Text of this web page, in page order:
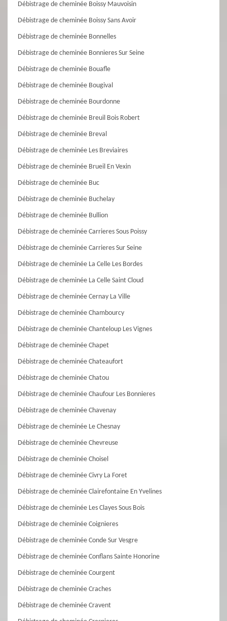
Débistrage de cheminée Boissy Mauvoisin
Débistrage de cheminée Boissy Sans Avoir
Débistrage de cheminée Bonnelles
Débistrage de cheminée Bonnieres Sur Seine
Débistrage de cheminée Bouafle
Débistrage de cheminée Bougival
Débistrage de cheminée Bourdonne
Débistrage de cheminée Breuil Bois Robert
Débistrage de cheminée Breval
Débistrage de cheminée Les Breviaires
Débistrage de cheminée Brueil En Vexin
Débistrage de cheminée Buc
Débistrage de cheminée Buchelay
Débistrage de cheminée Bullion
Débistrage de cheminée Carrieres Sous Poissy
Débistrage de cheminée Carrieres Sur Seine
Débistrage de cheminée La Celle Les Bordes
Débistrage de cheminée La Celle Saint Cloud
Débistrage de cheminée Cernay La Ville
Débistrage de cheminée Chambourcy
Débistrage de cheminée Chanteloup Les Vignes
Débistrage de cheminée Chapet
Débistrage de cheminée Chateaufort
Débistrage de cheminée Chatou
Débistrage de cheminée Chaufour Les Bonnieres
Débistrage de cheminée Chavenay
Débistrage de cheminée Le Chesnay
Débistrage de cheminée Chevreuse
Débistrage de cheminée Choisel
Débistrage de cheminée Civry La Foret
Débistrage de cheminée Clairefontaine En Yvelines
Débistrage de cheminée Les Clayes Sous Bois
Débistrage de cheminée Coignieres
Débistrage de cheminée Conde Sur Vesgre
Débistrage de cheminée Conflans Sainte Honorine
Débistrage de cheminée Courgent
Débistrage de cheminée Craches
Débistrage de cheminée Cravent